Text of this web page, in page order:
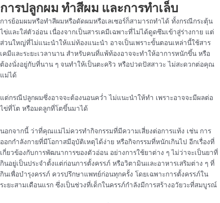
การปลูกผม ทำสีผม และการทำเล็บ
การย้อมผมหรือทำสีผมหรือดัดผมหรือเลเซอร์ก็สามารถทำได้ ทั้งกรณีกระตุ้น
ไข่และใส่ตัวอ่อน เนื่องจากเป็นสารเคมีเฉพาะที่ไม่ได้ดูดซึมเข้าสู่ร่างกาย แต่
ส่วนใหญ่ที่ไม่แนะนำให้แม่ท้องแนะนำ อาจเป็นเพราะขั้นตอนเหล่านี้ใช้สาร
เคมีและระยะเวลานาน สำหรับคนที่แพ้ท้องอาจจะทำให้อาการหนักขึ้น หรือ
ต้องนั่งอยู่กับที่นาน ๆ จนทำให้เป็นตะคริว หรือปวดปัสสาวะ ไม่สะดวกต่อคุณ
แม่ได้
แต่กรณีปลูกผมซึ่งอาจจะต้องนอนคว่ำ ไม่แนะนำให้ทำ เพราะอาจจะมีผลต่อ
ไข่ที่โต หรือมดลูกที่โตขึ้นมาได้
นอกจากนี้ ว่าที่คุณแม่ไม่ควรทำกิจกรรมที่มีความเสี่ยงต่อการแท้ง เช่น การ
ออกกำลังกายที่มีโอกาสมีอุบัติเหตุได้ง่าย หรือกิจกรรมที่หนักเกินไป อีกเรื่องที่
เกี่ยวข้องกับการพัฒนาการของตัวอ่อน อย่างการใช้ยาต่าง ๆ ไม่ว่าจะเป็นยาที่
กินอยู่เป็นประจำตั้งแต่ก่อนการตั้งครรภ์ หรือวิตามินและอาหารเสริมต่าง ๆ ที่
กินเพื่อบำรุงครรภ์ ควรปรึกษาแพทย์ก่อนทุกครั้ง โดยเฉพาะการตั้งครรภ์ใน
ระยะสามเดือนแรก ซึ่งเป็นช่วงที่เด็กในครรภ์กำลังมีการสร้างอวัยวะที่สมบูรณ์